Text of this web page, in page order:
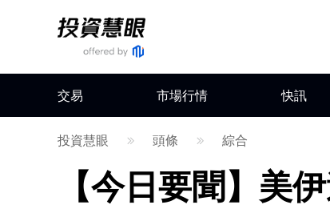
交易 市場行情 快訊
投資慧眼 頭條 綜合
【今日要聞】美